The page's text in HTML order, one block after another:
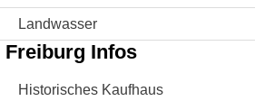
Landwasser
Freiburg Infos
Historisches Kaufhaus